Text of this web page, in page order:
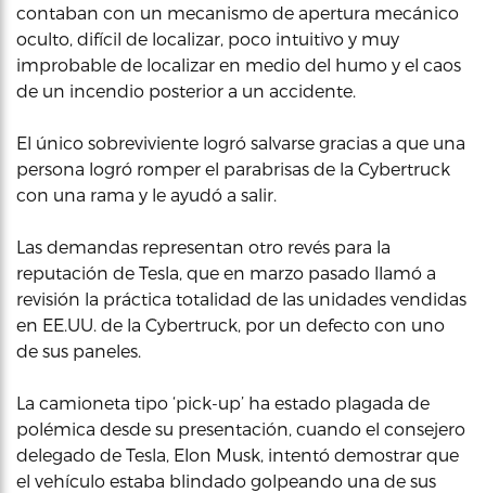
contaban con un mecanismo de apertura mecánico
oculto, difícil de localizar, poco intuitivo y muy
improbable de localizar en medio del humo y el caos
de un incendio posterior a un accidente.
El único sobreviviente logró salvarse gracias a que una
persona logró romper el parabrisas de la Cybertruck
con una rama y le ayudó a salir.
Las demandas representan otro revés para la
reputación de Tesla, que en marzo pasado llamó a
revisión la práctica totalidad de las unidades vendidas
en EE.UU. de la Cybertruck, por un defecto con uno
de sus paneles.
La camioneta tipo ‘pick-up’ ha estado plagada de
polémica desde su presentación, cuando el consejero
delegado de Tesla, Elon Musk, intentó demostrar que
el vehículo estaba blindado golpeando una de sus